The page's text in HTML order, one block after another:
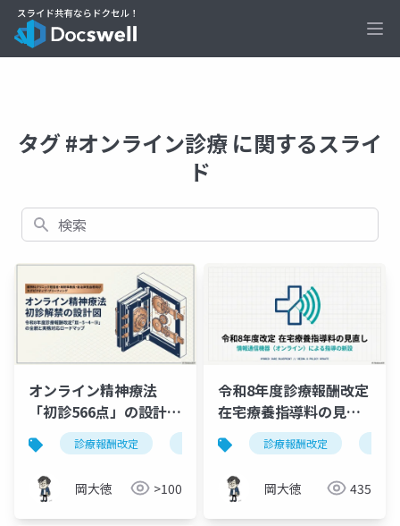
タグ #オンライン診療 に関するスライ
ド
検索
オンライン精神療法
「初診566点」の設計図
｜令和8年度診療報酬改
定 Ⅲ-5-4-⑱ の全貌と実
務対応
診療報酬改定 オンライン診療 精神科
岡大徳 >100
令和8年度診療報酬改定
在宅療養指導料の見直
し｜オンライン指導
（148点）の新設と算定
要件を図解
診療報酬改定
岡大徳 435